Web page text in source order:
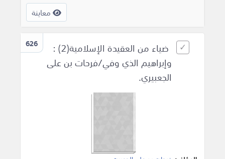
معاينة
626
ضياء من العقيدة الإسلامية(2) :
وإبراهيم الذي وفي/فرحات بن على
الجعبيري.